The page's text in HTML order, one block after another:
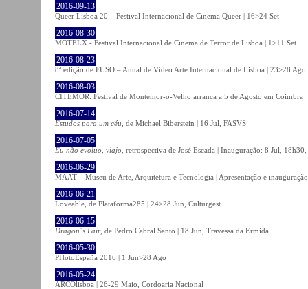
2016-09-13
Queer Lisboa 20 – Festival Internacional de Cinema Queer | 16>24 Set
2016-08-30
MOTELX - Festival Internacional de Cinema de Terror de Lisboa | 1>11 Set
2016-08-23
8ª edição de FUSO – Anual de Vídeo Arte Internacional de Lisboa | 23>28 Ago
2016-08-03
CITEMOR: Festival de Montemor-o-Velho arranca a 5 de Agosto em Coimbra
2016-07-14
Estudos para um céu , de Michael Biberstein | 16 Jul, FASVS
2016-07-05
Eu não evoluo, viajo , retrospectiva de José Escada | Inauguração: 8 Jul,
2016-06-29
MAAT – Museu de Arte, Arquitetura e Tecnologia | Apresentação e
2016-06-21
Loveable, de Plataforma285 | 24>28 Jun, Culturgest
2016-06-15
Dragon´s Lair, de Pedro Cabral Santo | 18 Jun, Travessa da Ermida
2016-05-30
PHotoEspaña 2016 | 1 Jun>28 Ago
2016-05-24
ARCOlisboa | 26-29 Maio, Cordoaria Nacional